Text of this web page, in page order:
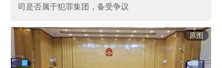
司是否属于犯罪集团，备受争议
原图